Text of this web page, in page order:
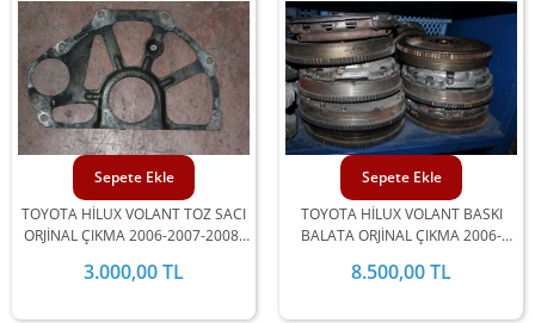
TOYOTA HİLUX VOLANT TOZ SACI
ORJİNAL ÇIKMA 2006-2007-2008-
ARALIĞINDA STOKLARIMIZDA
3.000,00 TL
Sepete Ekle
TOYOTA HİLUX VOLANT BASKI
BALATA ORJİNAL ÇIKMA 2006-
MODEL ARALIĞINDA
8.500,00 TL
Sepete Ekle